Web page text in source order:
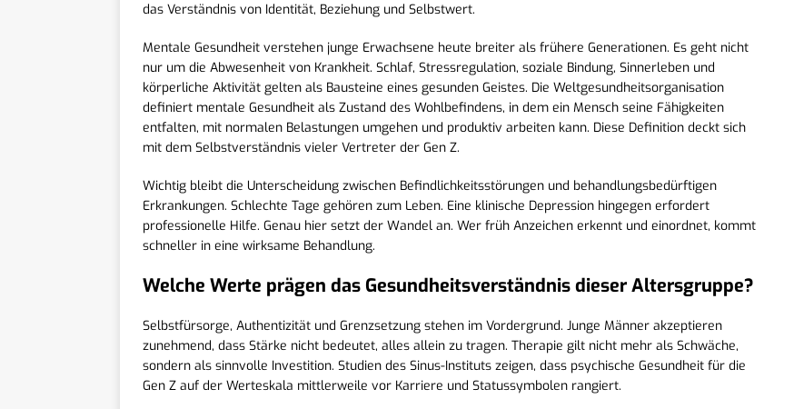
das Verständnis von Identität, Beziehung und Selbstwert.
Mentale Gesundheit verstehen junge Erwachsene heute breiter als frühere Generationen. Es geht nicht
nur um die Abwesenheit von Krankheit. Schlaf, Stressregulation, soziale Bindung, Sinnerleben und
körperliche Aktivität gelten als Bausteine eines gesunden Geistes. Die Weltgesundheitsorganisation
definiert mentale Gesundheit als Zustand des Wohlbefindens, in dem ein Mensch seine Fähigkeiten
entfalten, mit normalen Belastungen umgehen und produktiv arbeiten kann. Diese Definition deckt sich
mit dem Selbstverständnis vieler Vertreter der Gen Z.
Wichtig bleibt die Unterscheidung zwischen Befindlichkeitsstörungen und behandlungsbedürftigen
Erkrankungen. Schlechte Tage gehören zum Leben. Eine klinische Depression hingegen erfordert
professionelle Hilfe. Genau hier setzt der Wandel an. Wer früh Anzeichen erkennt und einordnet, kommt
schneller in eine wirksame Behandlung.
Welche Werte prägen das Gesundheitsverständnis dieser Altersgruppe?
Selbstfürsorge, Authentizität und Grenzsetzung stehen im Vordergrund. Junge Männer akzeptieren
zunehmend, dass Stärke nicht bedeutet, alles allein zu tragen. Therapie gilt nicht mehr als Schwäche,
sondern als sinnvolle Investition. Studien des Sinus-Instituts zeigen, dass psychische Gesundheit für die
Gen Z auf der Werteskala mittlerweile vor Karriere und Statussymbolen rangiert.